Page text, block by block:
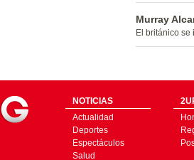
Murray
El británico
NOTICIAS
Actualidad
Deportes
Espectáculos
Salud